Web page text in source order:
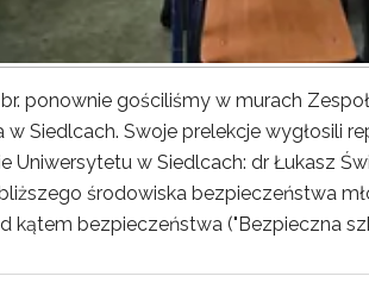
ponownie gościliśmy w murach
w Siedlcach. Swoje prelekcje wygłosili
Uniwersytetu w Siedlcach: dr Łukasz
środowiska bezpieczeństwa
kątem bezpieczeństwa ("Bezpieczna